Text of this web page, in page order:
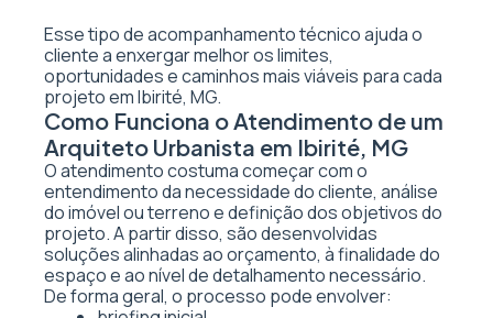
Esse tipo de acompanhamento técnico ajuda o
cliente a enxergar melhor os limites,
oportunidades e caminhos mais viáveis para cada
projeto em Ibirité, MG.
Como Funciona o Atendimento de um
Arquiteto Urbanista em Ibirité, MG
O atendimento costuma começar com o
entendimento da necessidade do cliente, análise
do imóvel ou terreno e definição dos objetivos do
projeto. A partir disso, são desenvolvidas
soluções alinhadas ao orçamento, à finalidade do
espaço e ao nível de detalhamento necessário.
De forma geral, o processo pode envolver: